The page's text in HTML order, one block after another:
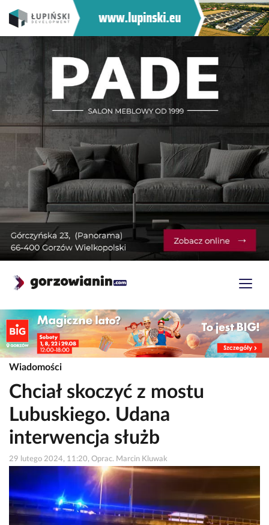
Wiadomości
Chciał skoczyć z mostu
Lubuskiego. Udana
interwencja służb
29 lutego 2024, 11:20, Oprac. Marcin Kluwak